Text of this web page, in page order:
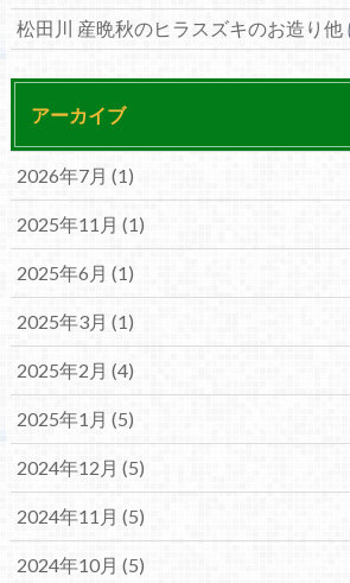
松田川 産晩秋のヒラスズキのお造り他
アーカイブ
2026年7月 (1)
2025年11月 (1)
2025年6月 (1)
2025年3月 (1)
2025年2月 (4)
2025年1月 (5)
2024年12月 (5)
2024年11月 (5)
2024年10月 (5)